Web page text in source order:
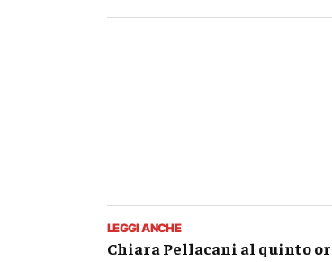
LEGGI ANCHE
Chiara Pellacani al quinto